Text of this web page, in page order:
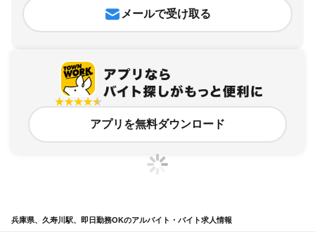
メールで受け取る
アプリを無料ダウンロード
兵庫県、久寿川駅、即日勤務OKのアルバイト・バイト求人情報